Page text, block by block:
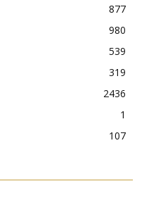
877
980
539
319
2436
1
107